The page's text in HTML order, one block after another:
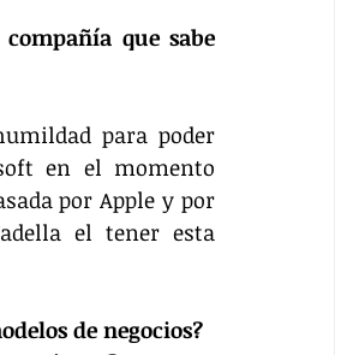
que sabe
para poder
en el momento
por Apple y por
el tener esta
de negocios?